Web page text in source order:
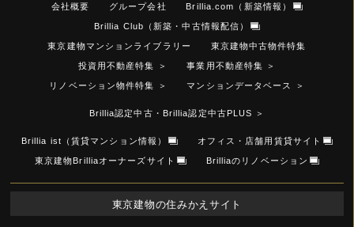
会社概要 グループ会社 Brillia.com（新築情報）
Brillia Club（新築・中古情報配信）
東京建物マンションライブラリー 東京建物中古物件特集
投資用不動産特集 ＞ 事業用不動産特集 ＞
リノベーション物件特集 ＞ マンションデータベース ＞
Brillia認定中古・Brillia認定中古PLUS ＞
Brillia ist（賃貸マンション情報） オフィス・店舗用賃貸サイト
東京建物Brilliaオーナーズサイト Brilliaのリノベーション
東京建物の住みかえサイト